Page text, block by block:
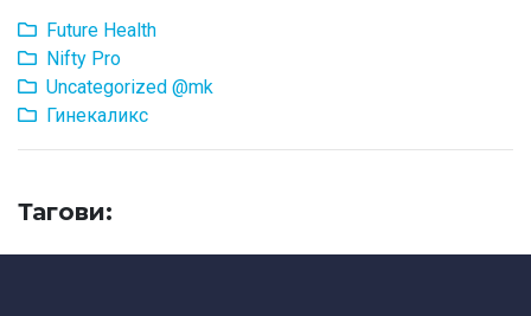
Future Health
Nifty Pro
Uncategorized @mk
Гинекаликс
Тагови: